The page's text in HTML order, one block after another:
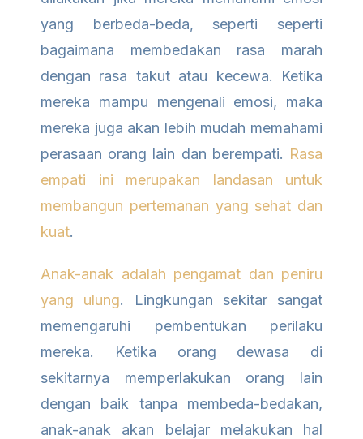
yang berbeda-beda, seperti seperti
bagaimana membedakan rasa marah
dengan rasa takut atau kecewa. Ketika
mereka mampu mengenali emosi, maka
mereka juga akan lebih mudah memahami
perasaan orang lain dan berempati. Rasa
empati ini merupakan landasan untuk
membangun pertemanan yang sehat dan
kuat.
Anak-anak adalah pengamat dan peniru
yang ulung. Lingkungan sekitar sangat
memengaruhi pembentukan perilaku
mereka. Ketika orang dewasa di
sekitarnya memperlakukan orang lain
dengan baik tanpa membeda-bedakan,
anak-anak akan belajar melakukan hal